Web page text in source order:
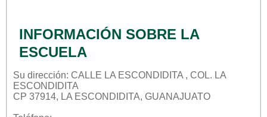
INFORMACIÓN SOBRE LA
ESCUELA
Su dirección: CALLE LA ESCONDIDITA , COL. LA
ESCONDIDITA
CP 37914, LA ESCONDIDITA, GUANAJUATO